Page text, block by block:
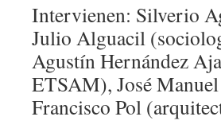
Intervienen: Silverio
Julio Alguacil
Agustín Hernández
ETSAM), José
Francisco Pol